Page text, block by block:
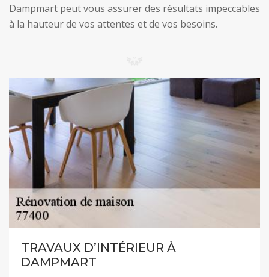
Dampmart peut vous assurer des résultats impeccables
à la hauteur de vos attentes et de vos besoins.
TRAVAUX D’INTÉRIEUR À
DAMPMART